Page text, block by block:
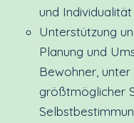
und
Unterstützung
Planung und
Bewohner,
größtmöglicher